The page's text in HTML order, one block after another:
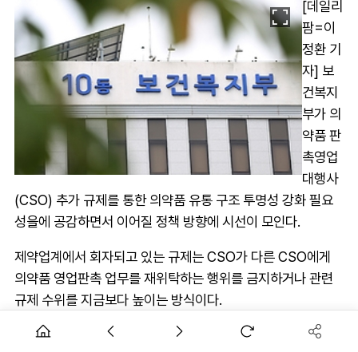
[데일리
팜=이
정환 기
자] 보
건복지
부가 의
약품 판
촉영업
대행사
(CSO) 추가 규제를 통한 의약품 유통 구조 투명성 강화 필요
성을에 공감하면서 이어질 정책 방향에 시선이 모인다.
제약업계에서 회자되고 있는 규제는 CSO가 다른 CSO에게
의약품 영업판촉 업무를 재위탁하는 행위를 금지하거나 관련
규제 수위를 지금보다 높이는 방식이다.
이와 함께 CSO가 제약사에게 요구하는 수수료율의 상한선을